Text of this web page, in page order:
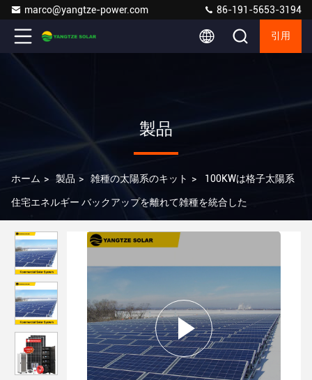
marco@yangtze-power.com 86-191-5653-3194
引用
製品
ホーム > 製品 > 雑種の太陽系のキット > 100KWは格子太陽系
住宅エネルギー バックアップを離れて雑種を統合した